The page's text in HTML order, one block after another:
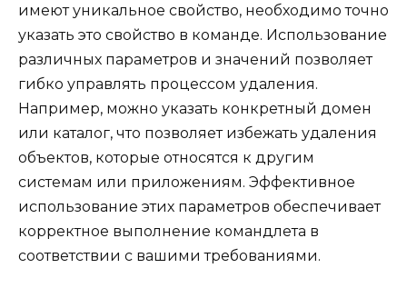
имеют уникальное свойство, необходимо точно
указать это свойство в команде. Использование
различных параметров и значений позволяет
гибко управлять процессом удаления.
Например, можно указать конкретный домен
или каталог, что позволяет избежать удаления
объектов, которые относятся к другим
системам или приложениям. Эффективное
использование этих параметров обеспечивает
корректное выполнение командлета в
соответствии с вашими требованиями.